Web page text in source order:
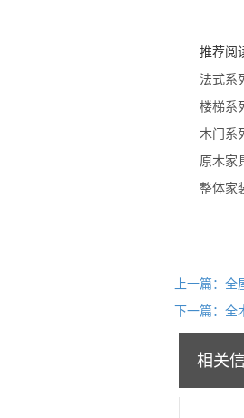
推荐阅
法式系
楼梯系
木门系
原木家
整体家
上一篇：
下一篇：全
相关